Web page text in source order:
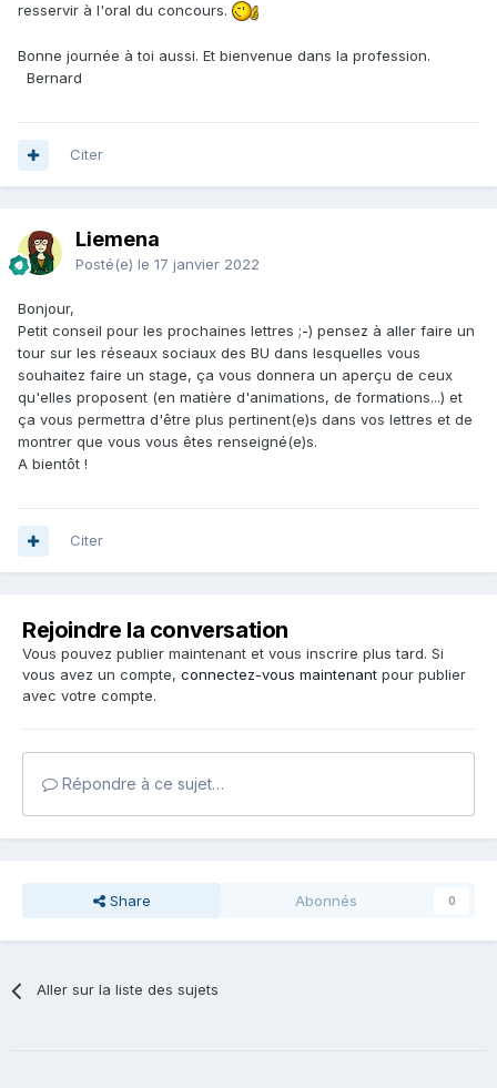
resservir à l'oral du concours.
Bonne journée à toi aussi. Et bienvenue dans la profession.
Bernard
Citer
Liemena
Posté(e) le 17 janvier 2022
Bonjour,
Petit conseil pour les prochaines lettres ;-) pensez à aller faire un
tour sur les réseaux sociaux des BU dans lesquelles vous
souhaitez faire un stage, ça vous donnera un aperçu de ceux
qu'elles proposent (en matière d'animations, de formations...) et
ça vous permettra d'être plus pertinent(e)s dans vos lettres et de
montrer que vous vous êtes renseigné(e)s.
A bientôt !
Citer
Rejoindre la conversation
Vous pouvez publier maintenant et vous inscrire plus tard. Si
vous avez un compte, connectez-vous maintenant pour publier
avec votre compte.
Répondre à ce sujet…
Share Abonnés 0
Aller sur la liste des sujets